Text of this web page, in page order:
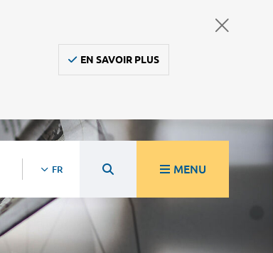
EN SAVOIR PLUS
FR MENU